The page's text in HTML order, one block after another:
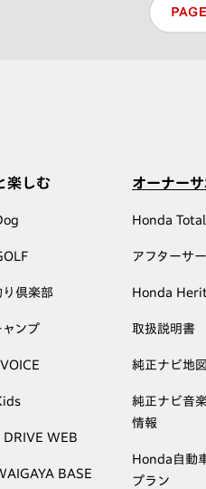
楽しむ
倶楽部
ンプ
DRIVE WEB
BASE
オーナー
Honda
アフターサ
Honda
取扱説明書
純正ナビ地
純正ナビ音
情報
Honda自動
プラン